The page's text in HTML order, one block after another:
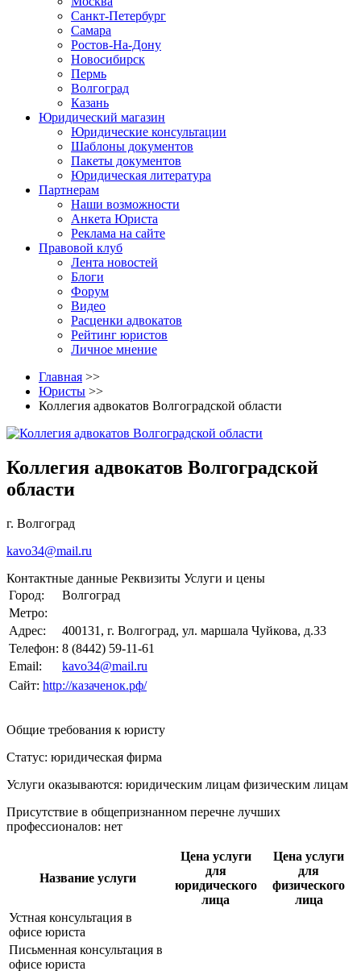
Санкт-Петербург
Самара
Ростов-На-Дону
Новосибирск
Пермь
Волгоград
Казань
Юридический магазин
Юридические консультации
Шаблоны документов
Пакеты документов
Юридическая литература
Партнерам
Наши возможности
Анкета Юриста
Реклама на сайте
Правовой клуб
Лента новостей
Блоги
Форум
Видео
Расценки адвокатов
Рейтинг юристов
Личное мнение
Главная >>
Юристы >>
Коллегия адвокатов Волгоградской области
Коллегия адвокатов Волгоградской
области
г. Волгоград
kavo34@mail.ru
Контактные данные Реквизиты Услуги и цены
Город:
Волгоград
Метро:
Адрес:
400131, г. Волгоград, ул. маршала Чуйкова, д.33
Телефон: 8 (8442) 59-11-61
Email:
kavo34@mail.ru
Сайт: http://казаченок.рф/
Общие требования к юристу
Статус: юридическая фирма
Услуги оказываются: юридическим лицам физическим лицам
Присутствие в общепризнанном перечне лучших
профессионалов: нет
Название услуги
Цена услуги
для
юридического
лица
Цена услуги
для
физического
лица
Устная консультация в
офисе юриста
Письменная консультация в
офисе юриста